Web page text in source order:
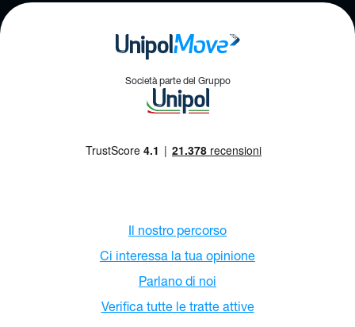
Società parte del Gruppo
Il nostro percorso
Ci interessa la tua opinione
Parlano di noi
Verifica tutte le tratte attive